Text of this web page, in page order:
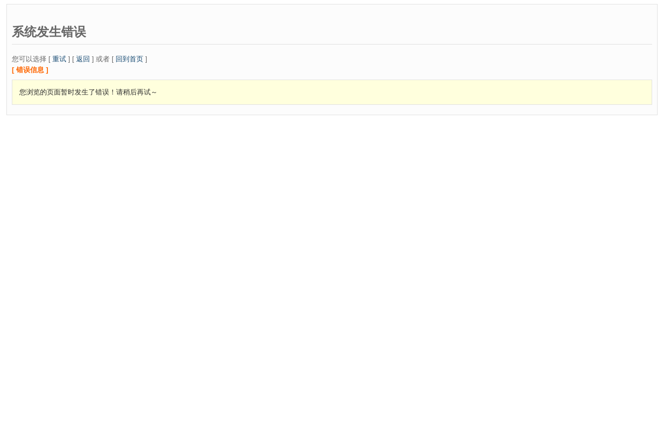
系统发生错误
您可以选择 [ 重试 ] [ 返回 ] 或者 [ 回到首页 ]
[ 错误信息 ]
您浏览的页面暂时发生了错误！请稍后再试～